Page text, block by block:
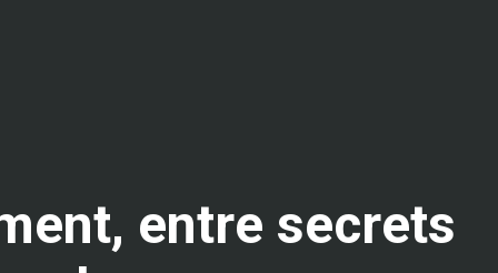
entre secrets